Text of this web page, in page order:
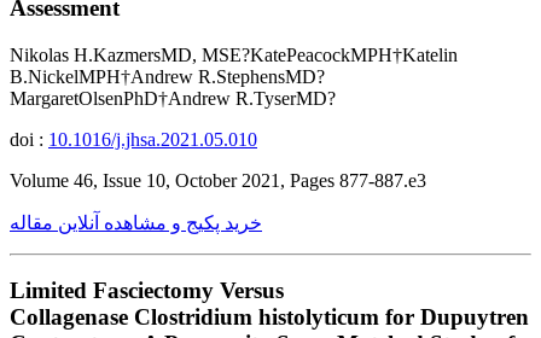
Assessment
Nikolas H.KazmersMD, MSE?KatePeacockMPH†Katelin
B.NickelMPH†Andrew R.StephensMD?
MargaretOlsenPhD†Andrew R.TyserMD?
doi : 10.1016/j.jhsa.2021.05.010
Volume 46, Issue 10, October 2021, Pages 877-887.e3
خرید پکیج و مشاهده آنلاین مقاله
Limited Fasciectomy Versus
Collagenase Clostridium histolyticum for Dupuytren